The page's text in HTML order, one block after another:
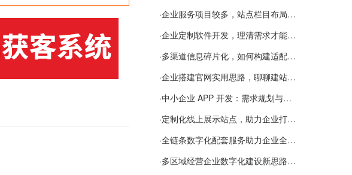
·企业服务项目较多，站点栏目布局规划参考思路
·企业定制软件开发，理清需求才能提升数字化落地效率
·多渠道信息碎片化，如何构建适配 AI 检索的品牌信息源
·企业搭建官网实用思路，聊聊建站容易忽视的问题
·中小企业 APP 开发：需求规划与项目落地避坑经验分享
·定制化线上展示站点，助力企业打通线上经营渠道
·全链条数字化配套服务助力企业全域线上经营
·多区域经营企业数字化建设新思路：多端载体与地域检索一体化落地思路分享